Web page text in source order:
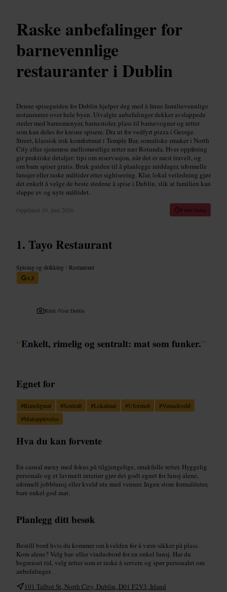
Raske anbefalinger for
barnevennlige
restauranter i Dublin
Denne spiseguiden for Dublin hjelper deg med å finne familievennlige
restauranter over hele byen. Utvalgte anbefalinger dekker avslappede
steder med barnemenyer, barnestoler, plass til barnevogner og retter
som kan deles for kresne spisere. Dra ut for vedfyrt pizza i George
Street, klassisk irsk komfortmat i Temple Bar, somaliske smaker i North
City eller sjenerøse mellomøstlige retter nær Rotunda. Hver oppføring
gir praktiske detaljer: tips om reservasjon, når det er mest travelt, og
om barn spiser gratis. Bruk guiden til å planlegge middager, uformelle
lunsjer eller raske måltider etter sightseeing. Klar, lokal veiledning gjør
det enkelt å velge de beste stedene å spise i Dublin, slik at familien kan
slappe av og nyte måltidet.
Oppdatert 10. juni 2026 8 min lesing
Tayo Restaurant
Spising og drikking • Restaurant
4,8
Bilde /Visit Dublin
“Enkelt, rimelig og sentralt: mat som funker.”
Egnet for
#Rimeligmat #Sentralt #Lokalmat #Uformelt #Vennekveld
#Matopplevelse
Hva du kan forvente
En casual meny med fokus på tilgjengelige, smakfulle retter. Hyggelig
personale og et lavmælt interiør gjør det godt egnet for lunsj alene,
uformell jobblunsj eller kveld ute med venner. Ingen store formaliteter,
bare enkel god mat.
Planlegg ditt besøk
Bestill bord hvis du kommer om kvelden for å være sikker på plass.
Kom alene? Velg bar- eller vindusbord for en enkel lunsj. Har du
begrenset tid, velg retter som er raske å servere og spør personalet om
anbefalinger.
101 Talbot St, North City, Dublin, D01 F2V3, Irland